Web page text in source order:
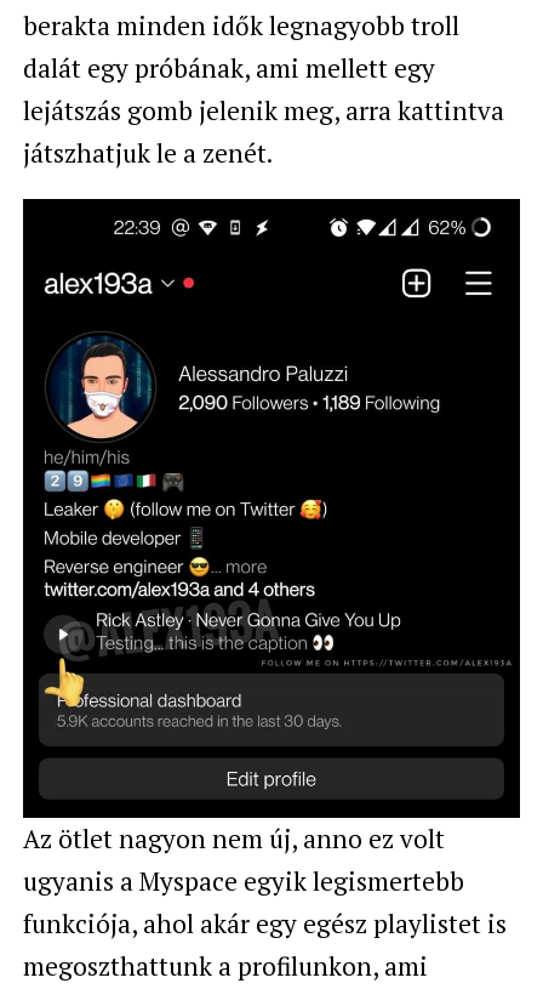
berakta minden idők legnagyobb troll
dalát egy próbának, ami mellett egy
lejátszás gomb jelenik meg, arra kattintva
játszhatjuk le a zenét.
Az ötlet nagyon nem új, anno ez volt
ugyanis a Myspace egyik legismertebb
funkciója, ahol akár egy egész playlistet is
megoszthattunk a profilunkon, ami